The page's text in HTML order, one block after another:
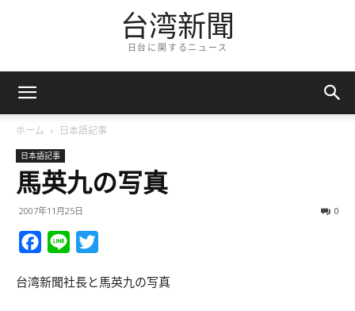
台湾新聞
日台に関するニュース
ホーム 日本語記事
日本語記事
馬英九の写真
2007年11月25日 0
Facebook
Line
台湾新聞社長と馬英九の写真